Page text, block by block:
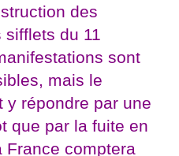
des
du 11
sont
mais le
y répondre par une
que par la fuite en
France comptera